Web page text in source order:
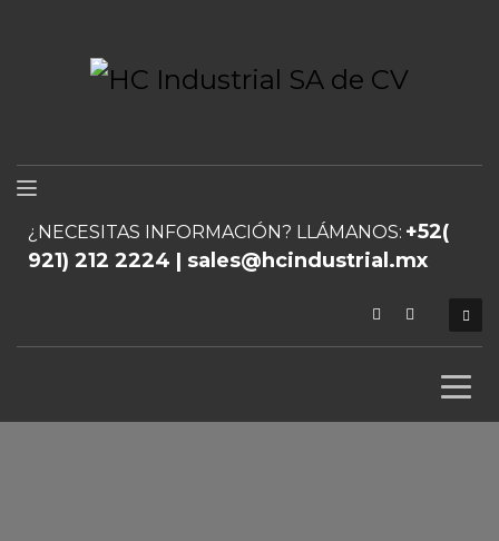
¿NECESITAS INFORMACIÓN? LLÁMANOS: +52(
921) 212 2224 | sales@hcindustrial.mx